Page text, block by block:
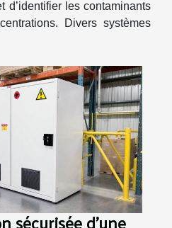
d’identifier les contaminants
Divers systèmes